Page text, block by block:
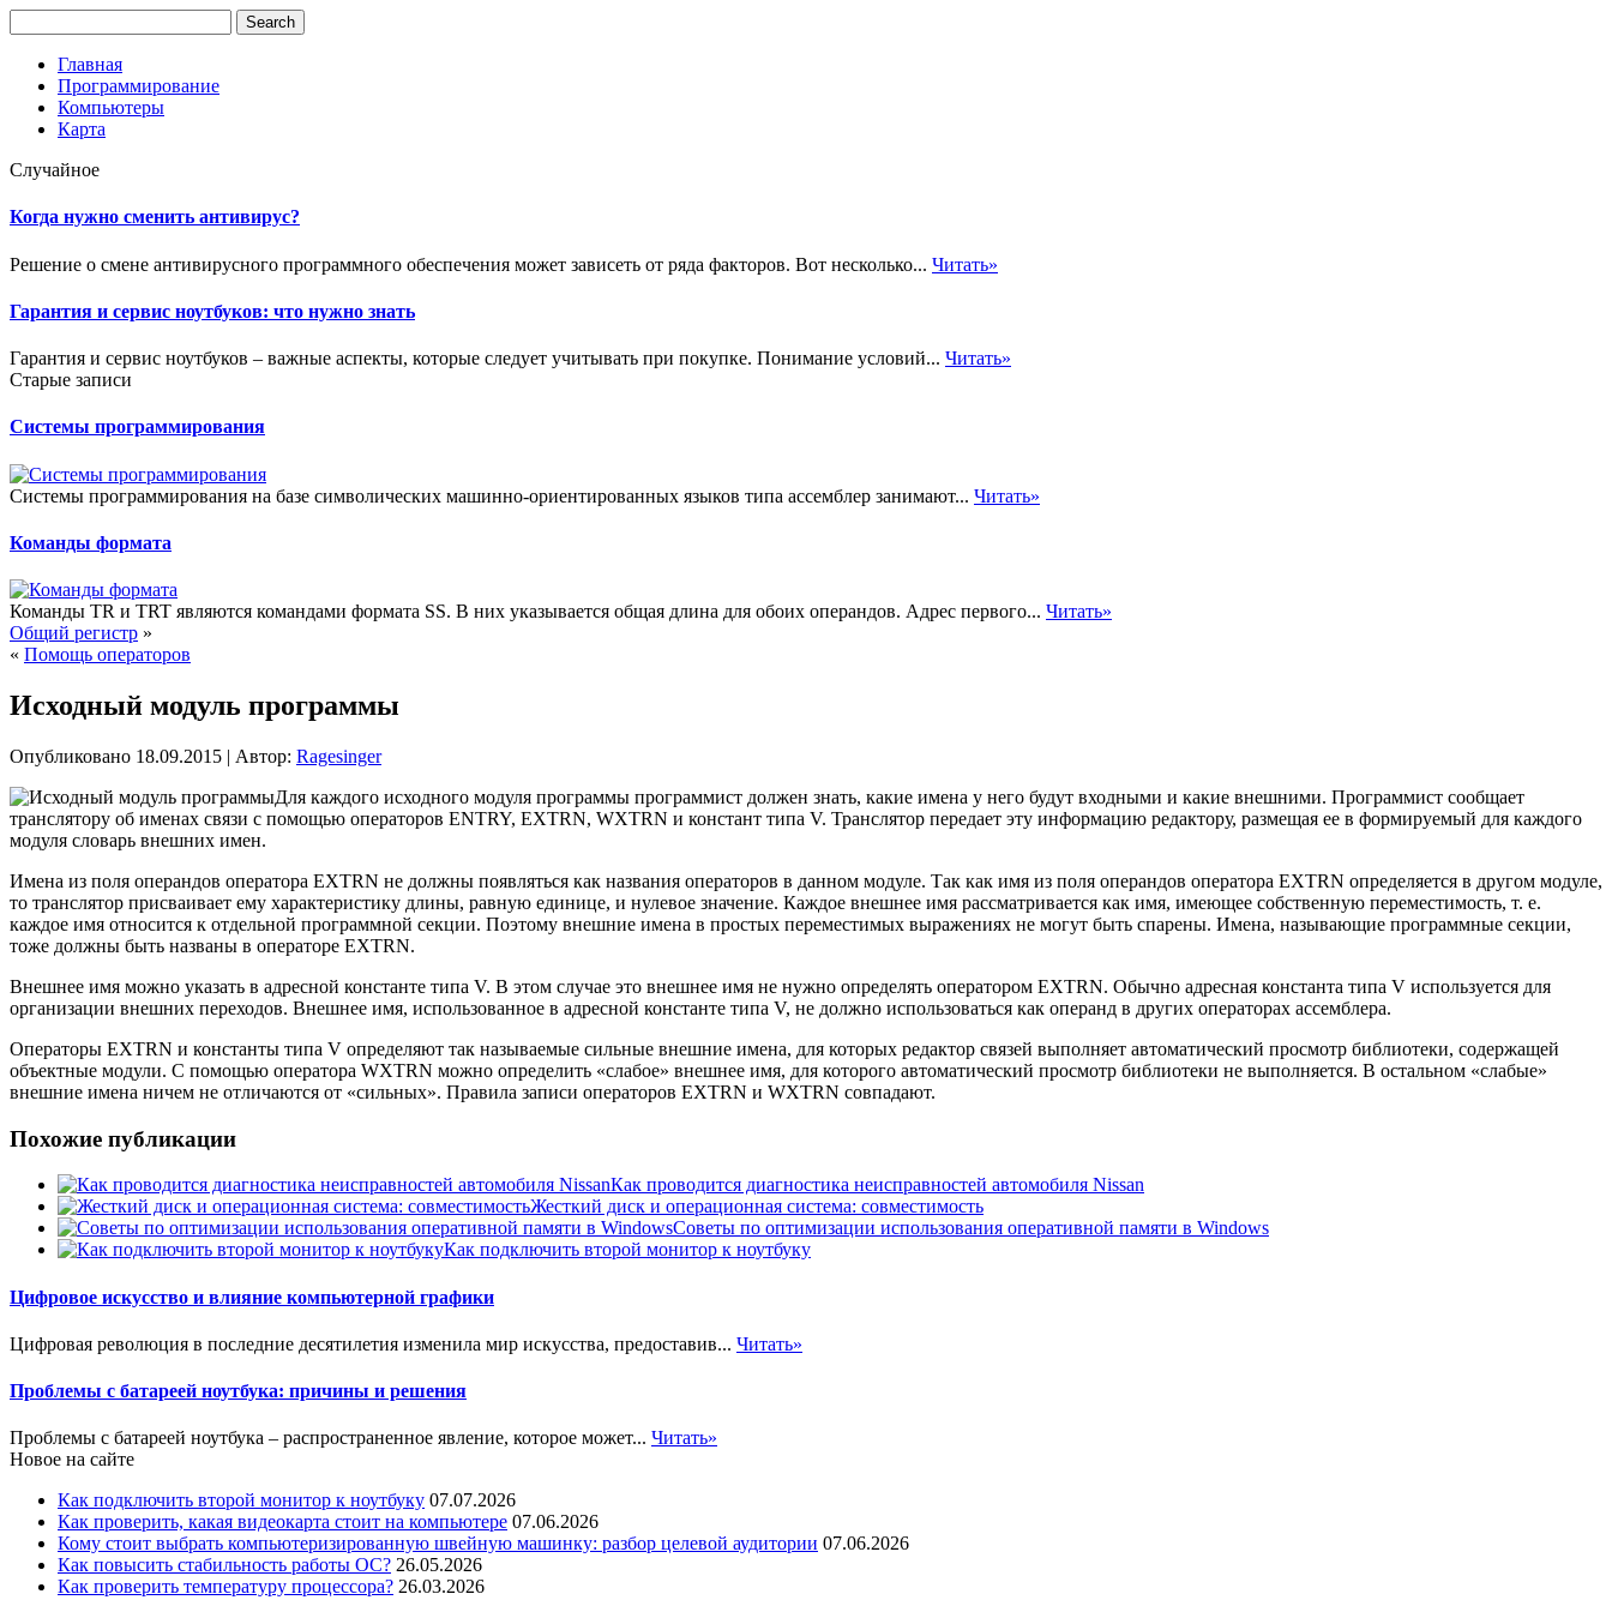
Главная
Программирование
Компьютеры
Карта
Случайное
Когда нужно сменить антивирус?
Решение о смене антивирусного программного обеспечения может зависеть от ряда факторов. Вот несколько... Читать»
Гарантия и сервис ноутбуков: что нужно знать
Гарантия и сервис ноутбуков – важные аспекты, которые следует учитывать при покупке. Понимание условий... Читать»
Старые записи
Системы программирования
Системы программирования на базе символических машинно-ориентированных языков типа ассемблер занимают... Читать»
Команды формата
Команды TR и TRT являются командами формата SS. В них указывается общая длина для обоих операндов. Адрес первого... Читать»
Общий регистр »
« Помощь операторов
Исходный модуль программы
Опубликовано 18.09.2015 | Автор: Ragesinger
Для каждого исходного модуля программы программист должен знать, какие имена у него будут входными и какие внешними. Программист сообщает
транслятору об именах связи с помощью операторов ENTRY, EXTRN, WXTRN и констант типа V. Транслятор передает эту информацию редактору, размещая ее в формируемый для каждого
модуля словарь внешних имен.
Имена из поля операндов оператора EXTRN не должны появляться как названия операторов в данном модуле. Так как имя из поля операндов оператора EXTRN определяется в другом модуле,
то транслятор присваивает ему характеристику длины, равную единице, и нулевое значение. Каждое внешнее имя рассматривается как имя, имеющее собственную переместимость, т. е.
каждое имя относится к отдельной программной секции. Поэтому внешние имена в простых переместимых выражениях не могут быть спарены. Имена, называющие программные секции,
тоже должны быть названы в операторе EXTRN.
Внешнее имя можно указать в адресной константе типа V. В этом случае это внешнее имя не нужно определять оператором EXTRN. Обычно адресная константа типа V используется для
организации внешних переходов. Внешнее имя, использованное в адресной константе типа V, не должно использоваться как операнд в других операторах ассемблера.
Операторы EXTRN и константы типа V определяют так называемые сильные внешние имена, для которых редактор связей выполняет автоматический просмотр библиотеки, содержащей
объектные модули. С помощью оператора WXTRN можно определить «слабое» внешнее имя, для которого автоматический просмотр библиотеки не выполняется. В остальном «слабые»
внешние имена ничем не отличаются от «сильных». Правила записи операторов EXTRN и WXTRN совпадают.
Похожие публикации
Как проводится диагностика неисправностей автомобиля Nissan
Жесткий диск и операционная система: совместимость
Советы по оптимизации использования оперативной памяти в Windows
Как подключить второй монитор к ноутбуку
Цифровое искусство и влияние компьютерной графики
Цифровая революция в последние десятилетия изменила мир искусства, предоставив... Читать»
Проблемы с батареей ноутбука: причины и решения
Проблемы с батареей ноутбука – распространенное явление, которое может... Читать»
Новое на сайте
Как подключить второй монитор к ноутбуку 07.07.2026
Как проверить, какая видеокарта стоит на компьютере 07.06.2026
Кому стоит выбрать компьютеризированную швейную машинку: разбор целевой аудитории 07.06.2026
Как повысить стабильность работы ОС? 26.05.2026
Как проверить температуру процессора? 26.03.2026